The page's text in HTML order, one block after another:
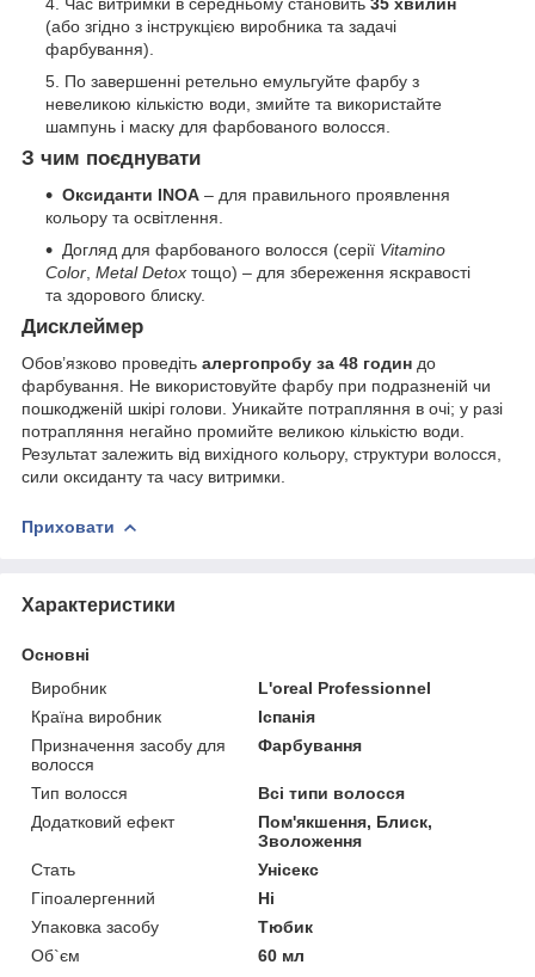
(або згідно з інструкцією виробника та задачі
фарбування).
По завершенні ретельно емульгуйте фарбу з
невеликою кількістю води, змийте та використайте
шампунь і маску для фарбованого волосся.
З чим поєднувати
Оксиданти INOA – для правильного проявлення
кольору та освітлення.
Догляд для фарбованого волосся (серії Vitamino
Color Metal Detox тощо) – для збереження яскравості
та здорового блиску.
Дисклеймер
Обов’язково проведіть алергопробу за 48 годин до
фарбування. Не використовуйте фарбу при подразненій чи
пошкодженій шкірі голови. Уникайте потрапляння в очі; у разі
потрапляння негайно промийте великою кількістю води.
Результат залежить від вихідного кольору, структури волосся,
сили оксиданту та часу витримки.
Приховати
Характеристики
Основні
Виробник
L'oreal Professionnel
Країна виробник
Іспанія
Призначення засобу для
волосся
Фарбування
Тип волосся
Всі типи волосся
Додатковий ефект
Пом'якшення, Блиск,
Зволоження
Стать
Унісекс
Гіпоалергенний
Ні
Упаковка засобу
Тюбик
Об`єм
60 мл